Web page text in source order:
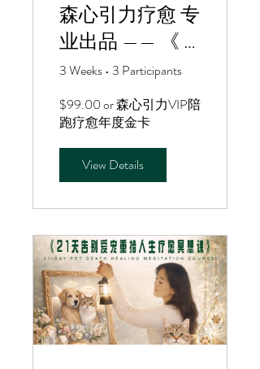
森心引力疗愈 专
业出品 —— 《 21
天 重塑金钱信念
与自我价值觉醒
课程 》
3 Weeks• 3 Participants
$99.00 or 森心引力VIP陪
跑疗愈年度金卡
View Details